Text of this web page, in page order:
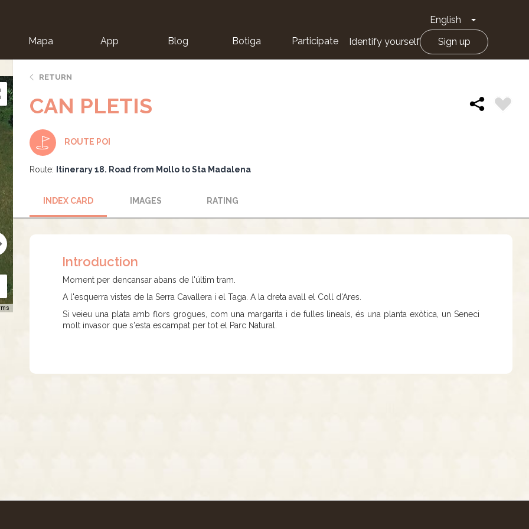
English Toggle
Mapa App Blog Botiga Participate Identify yourself Sign up
RETURN
CAN PLETIS
ROUTE POI
Route: Itinerary 18. Road from Mollo to Sta Madalena
INDEX CARD IMAGES RATING
Introduction
Moment per dencansar abans de l'últim tram.
A l'esquerra vistes de la Serra Cavallera i el Taga. A la dreta avall el Coll d'Ares.
Si veieu una plata amb flors grogues, com una margarita i de fulles lineals, és una planta exòtica, un Seneci
molt invasor que s'esta escampat per tot el Parc Natural.